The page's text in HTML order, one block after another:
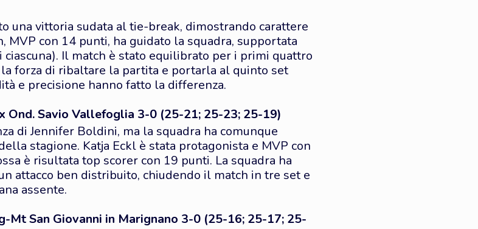
una vittoria sudata al tie-break, dimostrando carattere
MVP con 14 punti, ha guidato la squadra, supportata
Il match è stato equilibrato per i primi quattro
forza di ribaltare la partita e portarla al quinto set
e precisione hanno fatto la differenza.
Ond. Savio Vallefoglia 3-0 (25-21; 25-23; 25-19)
di Jennifer Boldini, ma la squadra ha comunque
stagione. Katja Eckl è stata protagonista e MVP con
è risultata top scorer con 19 punti. La squadra ha
attacco ben distribuito, chiudendo il match in tre set e
assente.
Mt San Giovanni in Marignano 3-0 (25-16; 25-17; 25-